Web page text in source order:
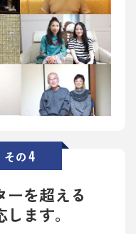
その4
ーを超える
ます。